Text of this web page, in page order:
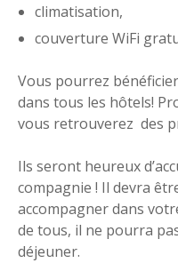
climatisation,
couverture WiFi
Vous pourrez
dans tous les hôtels!
vous retrouverez des
Ils seront heureux
compagnie ! Il devra
accompagner dans
de tous, il ne pourra
déjeuner.